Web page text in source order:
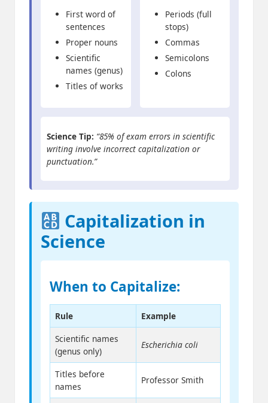
First word of
sentences
Proper nouns
Scientific
names (genus)
Titles of works
Periods (full
stops)
Commas
Semicolons
Colons
Science Tip: “85% of exam errors in scientific
writing involve incorrect capitalization or
punctuation.”
Capitalization in
Science
When to Capitalize:
Rule
Example
Scientific names
(genus only)
Escherichia coli
Titles before
names
Professor Smith